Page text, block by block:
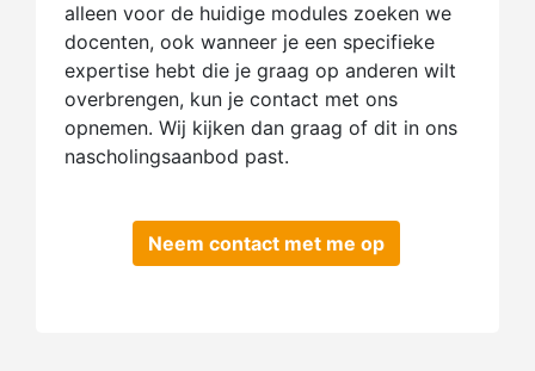
alleen voor de huidige modules zoeken we
docenten, ook wanneer je een specifieke
expertise hebt die je graag op anderen wilt
overbrengen, kun je contact met ons
opnemen. Wij kijken dan graag of dit in ons
nascholingsaanbod past.
Neem contact met me op